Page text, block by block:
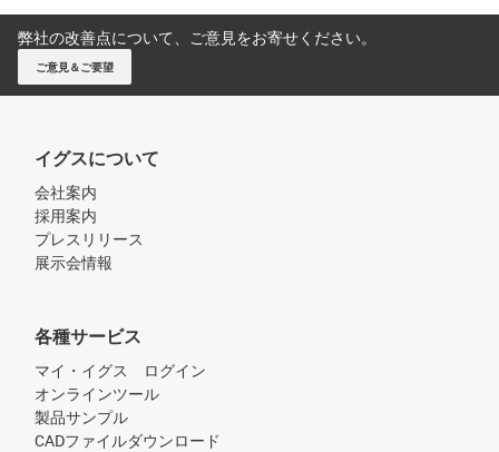
弊社の改善点について、ご意見をお寄せください。
ご意見＆ご要望
イグスについて
会社案内
採用案内
プレスリリース
展示会情報
各種サービス
マイ・イグス ログイン
オンラインツール
製品サンプル
CADファイルダウンロード